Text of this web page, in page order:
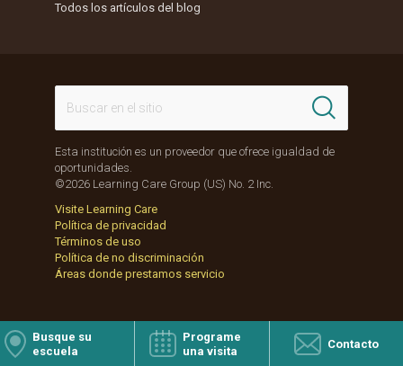
Busque su
escuela
Programe
una visita
Contacto
Todos los artículos del blog
Esta institución es un proveedor que ofrece igualdad de
oportunidades.
©2026 Learning Care Group (US) No. 2 Inc.
Visite Learning Care
Política de privacidad
Términos de uso
Política de no discriminación
Áreas donde prestamos servicio